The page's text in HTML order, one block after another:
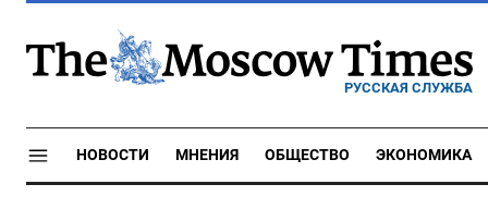
РУССКАЯ СЛУЖБА
НОВОСТИ МНЕНИЯ ОБЩЕСТВО ЭКОНОМИКА